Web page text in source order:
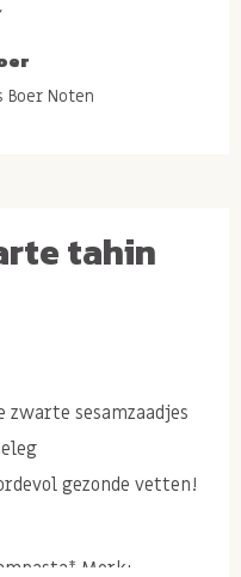
Boer Noten
tahin
zwarte sesamzaadjes
gezonde vetten!
Merk: